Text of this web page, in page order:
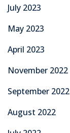
July 2023
May 2023
April 2023
November 2022
September 2022
August 2022